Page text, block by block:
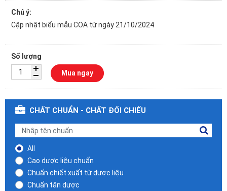
Chú ý:
Cập nhật biểu mẫu COA từ ngày 21/10/2024
Số lượng
Mua ngay
CHẤT CHUẨN - CHẤT ĐỐI CHIẾU
All
Cao dược liệu chuẩn
Chuẩn chiết xuất từ dược liệu
Chuẩn tân dược